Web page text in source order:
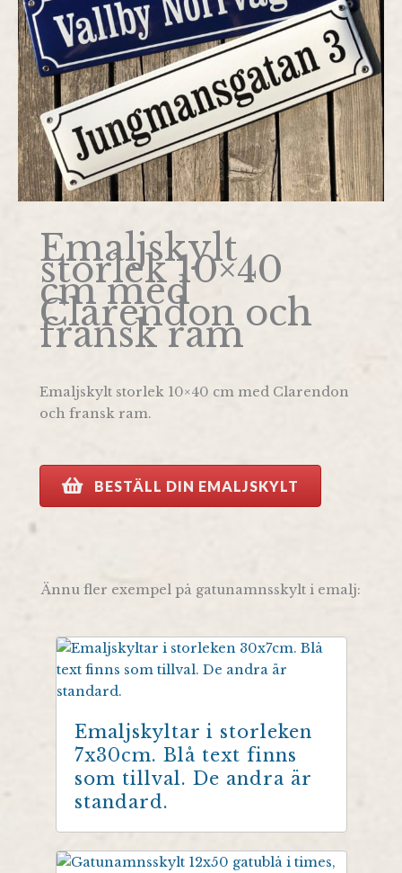
Emaljskylt
storlek 10×40
cm med
Clarendon och
fransk ram
Emaljskylt storlek 10×40 cm med Clarendon
och fransk ram.
BESTÄLL DIN EMALJSKYLT
Ännu fler exempel på gatunamnsskylt i emalj:
Emaljskyltar i storleken
7x30cm. Blå text finns
som tillval. De andra är
standard.